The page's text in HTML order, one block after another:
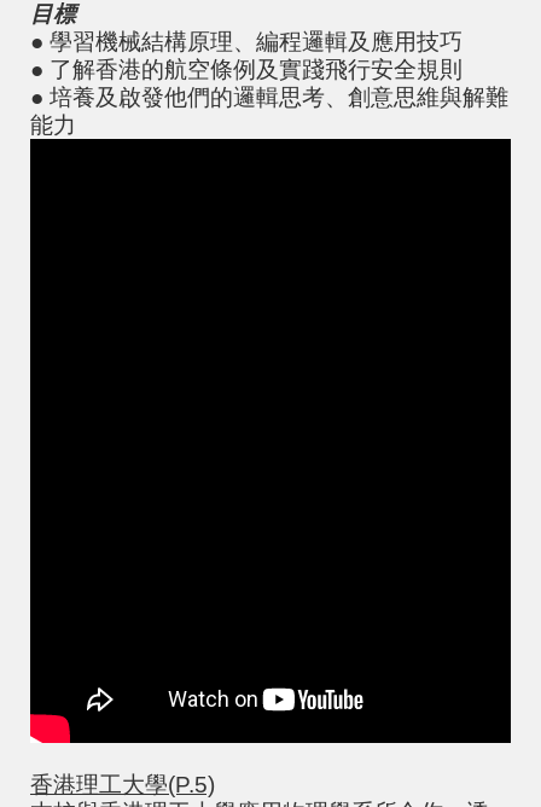
目標
● 學習機械結構原理、編程邏輯及應用技巧
● 了解香港的航空條例及實踐飛行安全規則
● 培養及啟發他們的邏輯思考、創意思維與解難
能力
香港理工大學(P.5)